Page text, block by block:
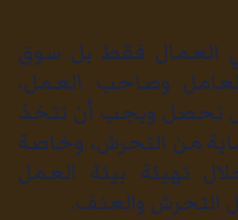
العمال فقط بل سوق
وصاحب العمل،
تحصل ويجب أن تتخذ
من التحرش، وخاصة
تهيئة بيئة العمل
التحرش والعنف.